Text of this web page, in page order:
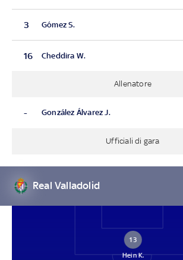
3 Gómez S.
16 Cheddira W.
Allenatore
- González Álvarez J.
Ufficiali di gara
Real Valladolid
13
Hein K.